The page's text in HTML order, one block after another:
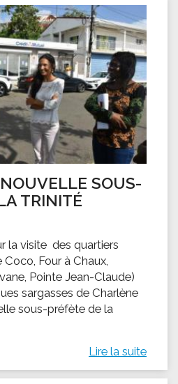
SOUS-
TRINITÉ
la visite des quartiers
Four à Chaux,
Pointe Jean-Claude)
sargasses de Charlène
sous-préfète de la
Lire la suite